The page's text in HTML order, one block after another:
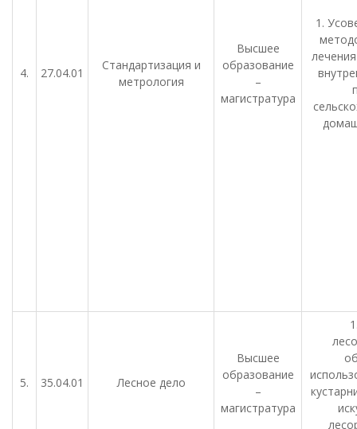
4. 27.04.01
Стандартизация и
метрология
Высшее
образование
–
магистратура
1.
5. 35.04.01 Лесное дело
Высшее
образование
–
магистратура